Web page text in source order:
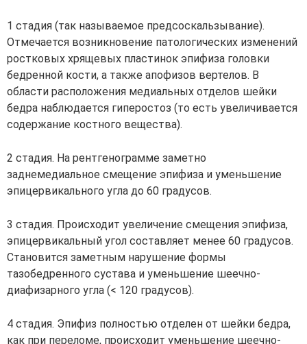
1 стадия (так называемое предсоскальзывание).
Отмечается возникновение патологических изменений
ростковых хрящевых пластинок эпифиза головки
бедренной кости, а также апофизов вертелов. В
области расположения медиальных отделов шейки
бедра наблюдается гиперостоз (то есть увеличивается
содержание костного вещества).
2 стадия. На рентгенограмме заметно
заднемедиальное смещение эпифиза и уменьшение
эпицервикального угла до 60 градусов.
3 стадия. Происходит увеличение смещения эпифиза,
эпицервикальный угол составляет менее 60 градусов.
Становится заметным нарушение формы
тазобедренного сустава и уменьшение шеечно-
диафизарного угла (< 120 градусов).
4 стадия. Эпифиз полностью отделен от шейки бедра,
как при переломе, происходит уменьшение шеечно-